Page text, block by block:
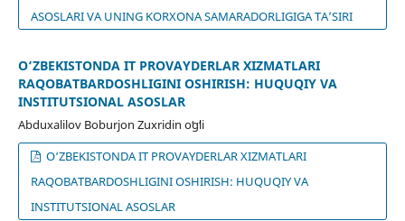
ASOSLARI VA UNING KORXONA SAMARADORLIGIGA TA’SIRI
O‘ZBEKISTONDA IT PROVAYDERLAR XIZMATLARI
RAQOBATBARDOSHLIGINI OSHIRISH: HUQUQIY VA
INSTITUTSIONAL ASOSLAR
Abduxalilov Boburjon Zuxridin oʻgʻli
O‘ZBEKISTONDA IT PROVAYDERLAR XIZMATLARI
RAQOBATBARDOSHLIGINI OSHIRISH: HUQUQIY VA
INSTITUTSIONAL ASOSLAR